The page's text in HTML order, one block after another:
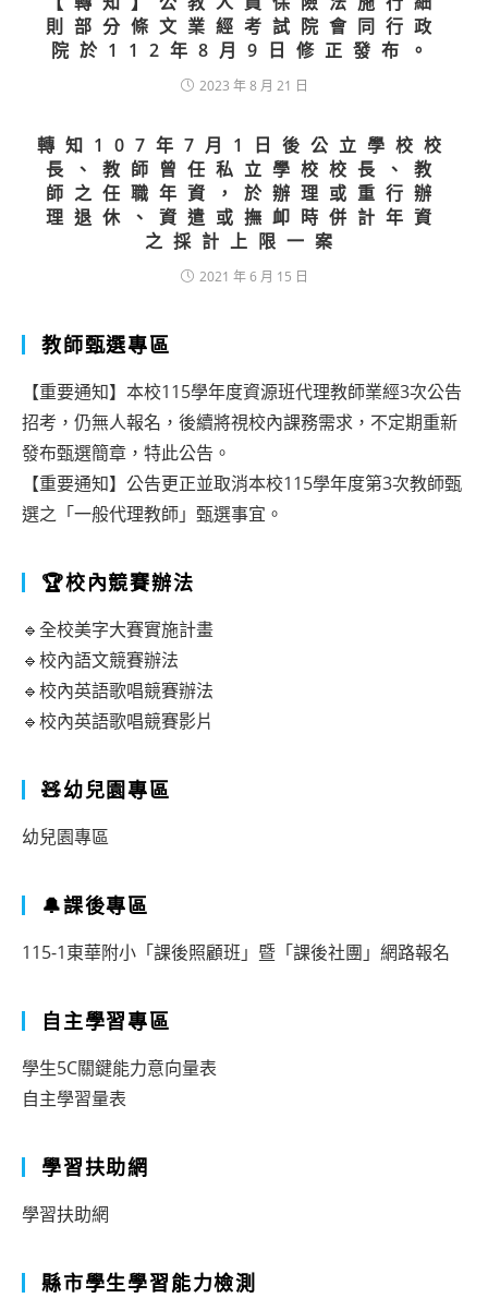
則部分條文業經考試院會同行政
院於112年8月9日修正發布。
2023 年 8 月 21 日
轉知107年7月1日後公立學校校
長、教師曾任私立學校校長、教
師之任職年資，於辦理或重行辦
理退休、資遣或撫卹時併計年資
之採計上限一案
2021 年 6 月 15 日
教師甄選專區
【重要通知】本校115學年度資源班代理教師業經3次公告
招考，仍無人報名，後續將視校內課務需求，不定期重新
發布甄選簡章，特此公告。
【重要通知】公告更正並取消本校115學年度第3次教師甄
選之「一般代理教師」甄選事宜。
🏆校內競賽辦法
🔹全校美字大賽實施計畫
🔹校內語文競賽辦法
🔹校內英語歌唱競賽辦法
🔹校內英語歌唱競賽影片
🧸幼兒園專區
幼兒園專區
🔔課後專區
115-1東華附小「課後照顧班」暨「課後社團」網路報名
自主學習專區
學生5C關鍵能力意向量表
自主學習量表
學習扶助網
學習扶助網
縣市學生學習能力檢測